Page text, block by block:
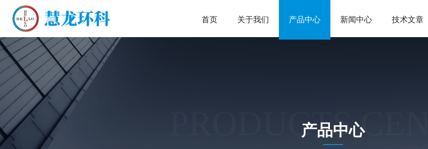
首页 关于我们 产品中心 新闻中心 技术文章
PRODUCTS
产品中心